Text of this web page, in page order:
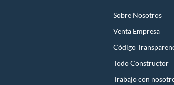
Sobre Nosotros
Venta Empresa
Código
Todo Constructor
Trabajo con